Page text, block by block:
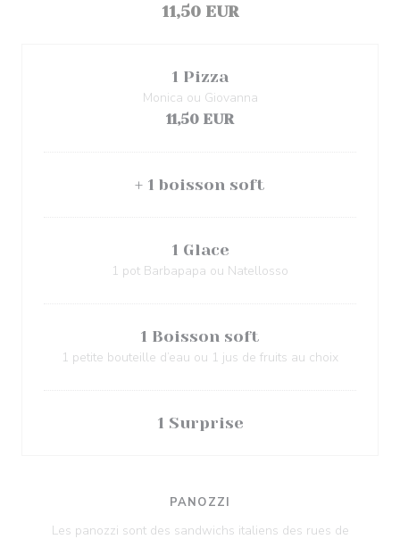
11,50 EUR
1 Pizza
Monica ou Giovanna
11,50 EUR
+ 1 boisson soft
1 Glace
1 pot Barbapapa ou Natellosso
1 Boisson soft
1 petite bouteille d’eau ou 1 jus de fruits au choix
1 Surprise
PANOZZI
Les panozzi sont des sandwichs italiens des rues de